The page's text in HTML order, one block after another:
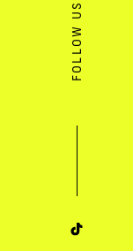
FOLLOW US